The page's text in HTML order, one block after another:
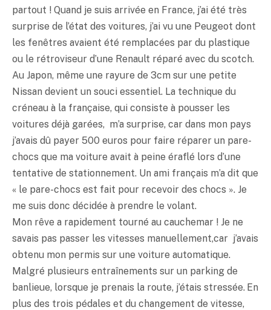
partout ! Quand je suis arrivée en France, j’ai été très
surprise de l’état des voitures, j’ai vu une Peugeot dont
les fenêtres avaient été remplacées par du plastique
ou le rétroviseur d’une Renault réparé avec du scotch.
Au Japon, même une rayure de 3cm sur une petite
Nissan devient un souci essentiel. La technique du
créneau à la française, qui consiste à pousser les
voitures déjà garées, m’a surprise, car dans mon pays
j’avais dû payer 500 euros pour faire réparer un pare-
chocs que ma voiture avait à peine éraflé lors d’une
tentative de stationnement. Un ami français m’a dit que
« le pare-chocs est fait pour recevoir des chocs ». Je
me suis donc décidée à prendre le volant.
Mon rêve a rapidement tourné au cauchemar ! Je ne
savais pas passer les vitesses manuellement,car j’avais
obtenu mon permis sur une voiture automatique.
Malgré plusieurs entraînements sur un parking de
banlieue, lorsque je prenais la route, j’étais stressée. En
plus des trois pédales et du changement de vitesse,